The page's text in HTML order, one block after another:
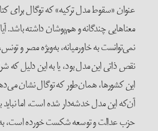
عنوان «سقوط مدل ترکیه» که توگال برای
معناهایی چندگانه و هم‌پوشان داشته
نمی‌توانست به خاورمیانه، به‌ویژه مصر و
نقص ذاتی این مدل بود، یا به این دلیل که
این کشورها، همان‌طور که توگال نشان
آن‌که این مدل خدشه‌دار شده است، اما
حزب عدالت و توسعه شکست خورده است، به